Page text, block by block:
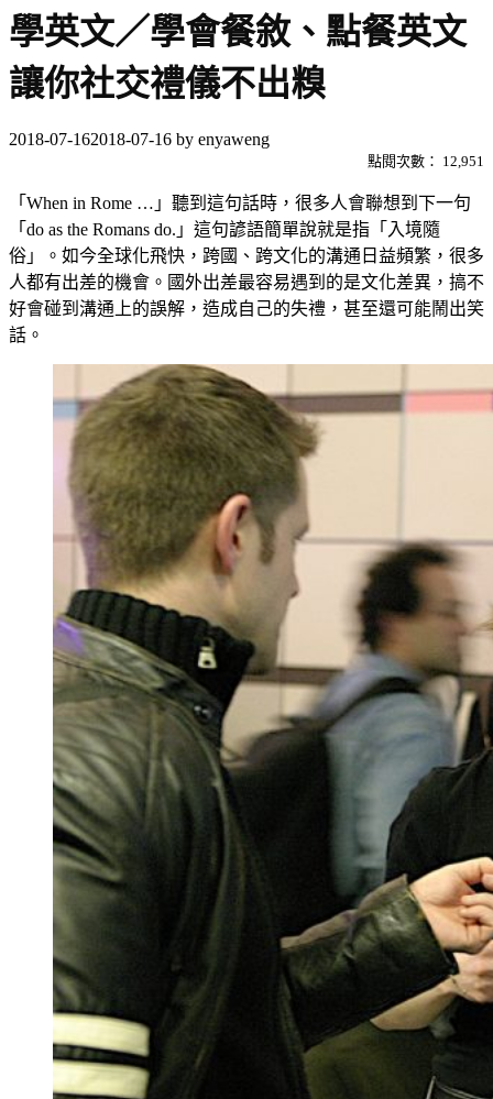
學英文／學會餐敘、點餐英文
讓你社交禮儀不出糗
2018-07-162018-07-16 by enyaweng
點閱次數： 12,951
「When in Rome …」聽到這句話時，很多人會聯想到下一句
「do as the Romans do.」這句諺語簡單說就是指「入境隨
俗」。如今全球化飛快，跨國、跨文化的溝通日益頻繁，很多
人都有出差的機會。國外出差最容易遇到的是文化差異，搞不
好會碰到溝通上的誤解，造成自己的失禮，甚至還可能鬧出笑
話。